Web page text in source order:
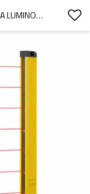
DK-QBT10-184-1830-2BA｜BARRIERA LUMINOSA DI SICUREZZA｜DADISICK